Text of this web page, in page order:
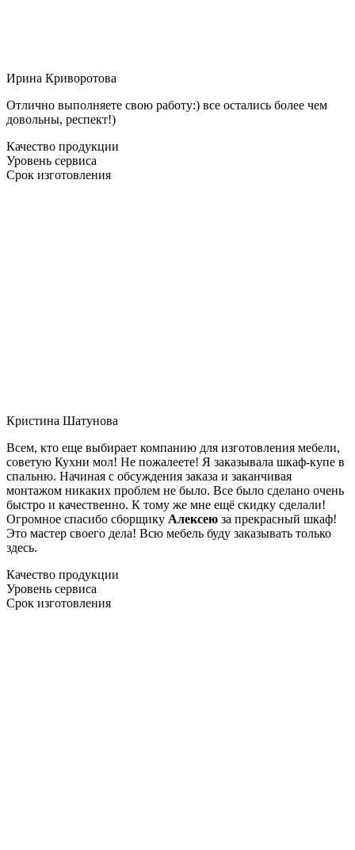
Ирина Криворотова
Отлично выполняете свою работу:) все остались более чем
довольны, респект!)
Качество продукции
Уровень сервиса
Срок изготовления
Кристина Шатунова
Всем, кто еще выбирает компанию для изготовления мебели,
советую Кухни мол! Не пожалеете! Я заказывала шкаф-купе в
спальню. Начиная с обсуждения заказа и заканчивая
монтажом никаких проблем не было. Все было сделано очень
быстро и качественно. К тому же мне ещё скидку сделали!
Огромное спасибо сборщику Алексею за прекрасный шкаф!
Это мастер своего дела! Всю мебель буду заказывать только
здесь.
Качество продукции
Уровень сервиса
Срок изготовления